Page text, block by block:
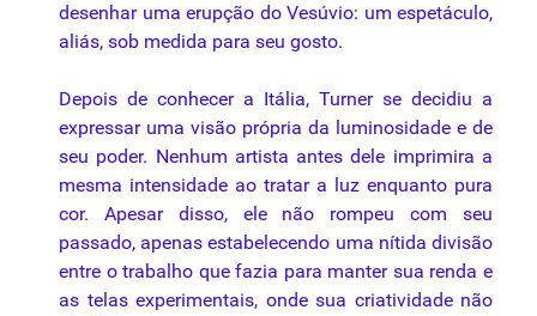
desenhar uma erupção do Vesúvio: um espetáculo,
aliás, sob medida para seu gosto.
Depois de conhecer a Itália, Turner se decidiu a
expressar uma visão própria da luminosidade e de
seu poder. Nenhum artista antes dele imprimira a
mesma intensidade ao tratar a luz enquanto pura
cor. Apesar disso, ele não rompeu com seu
passado, apenas estabelecendo uma nítida divisão
entre o trabalho que fazia para manter sua renda e
as telasexperimentais, onde sua criatividade não